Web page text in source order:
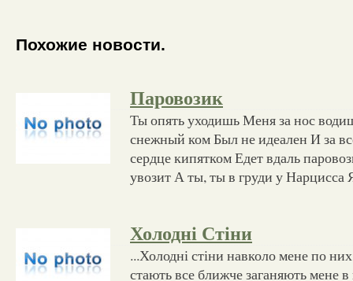
Похожие новости.
Паровозик
Ты опять уходишь Меня за нос
снежный ком Был не идеален И за
сердце кипятком Едет вдаль
увозит А ты, ты в груди у Нарцисса
Холодні Стіни
...Холодні стіни навколо мене по
стають все ближче заганяють мене